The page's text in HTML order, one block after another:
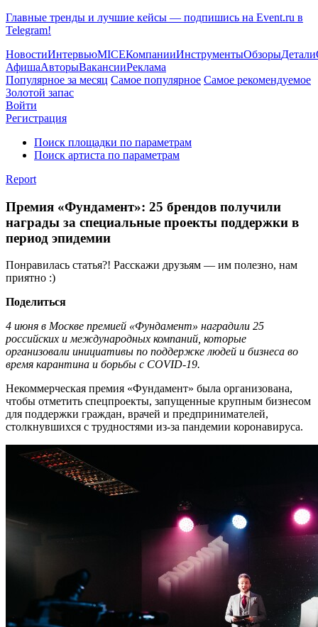
Главные тренды и лучшие кейсы — подпишись на Event.ru в
Telegram!
НовостиИнтервьюMICEКомпанииИнструментыОбзорыДетали
АфишаАвторыВакансииРеклама
Популярное за месяц Самое популярное Самое рекомендуемое
Золотой запас
Войти
Регистрация
Поиск площадки по параметрам
Поиск артиста по параметрам
Report
Премия «Фундамент»: 25 брендов получили
награды за специальные проекты поддержки в
период эпидемии
Понравилась статья?! Расскажи друзьям — им полезно, нам
приятно :)
Поделиться
4 июня в Москве премией «Фундамент» наградили 25
российских и международных компаний, которые
организовали инициативы по поддержке людей и бизнеса во
время карантина и борьбы с COVID-19.
Некоммерческая премия «Фундамент» была организована,
чтобы отметить спецпроекты, запущенные крупным бизнесом
для поддержки граждан, врачей и предпринимателей,
столкнувшихся с трудностями из-за пандемии коронавируса.